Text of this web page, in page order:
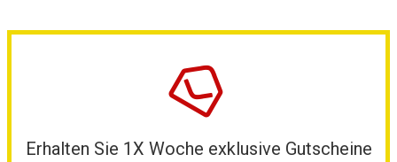
Erhalten Sie 1X Woche exklusive Gutscheine